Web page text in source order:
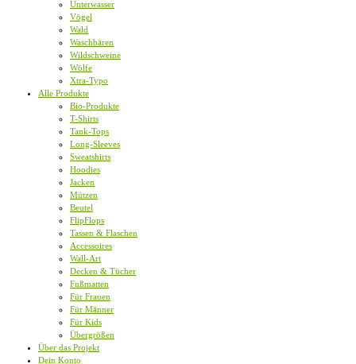
Unterwasser
Vögel
Wald
Waschbären
Wildschweine
Wölfe
Xtra-Typo
Alle Produkte
Bio-Produkte
T-Shirts
Tank-Tops
Long-Sleeves
Sweatshirts
Hoodies
Jacken
Mützen
Beutel
FlipFlops
Tassen & Flaschen
Accessoires
Wall-Art
Decken & Tücher
Fußmatten
Für Frauen
Für Männer
Für Kids
Übergrößen
Über das Projekt
Dein Konto